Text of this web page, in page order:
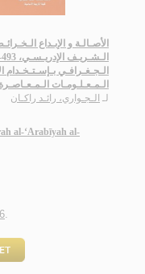
الأصـالـة و الإبـداع
الـجـغـرافـي بـإسـتـخـدام
الـمـعـلـومـات الـمـعـاصـرة GIS
لـ الـجـواري، رائـد راكـان
al-‘Arabīyah al-
.